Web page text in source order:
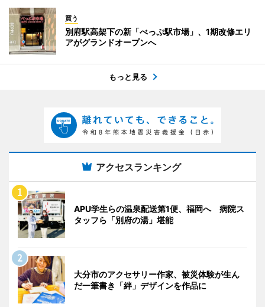
買う
別府駅高架下の新「べっぷ駅市場」、1期改修エリ
アがグランドオープンへ
もっと見る
アクセスランキング
APU学生らの温泉配送第1便、福岡へ 病院ス
タッフら「別府の湯」堪能
大分市のアクセサリー作家、被災体験が生ん
だ一筆書き「絆」デザインを作品に